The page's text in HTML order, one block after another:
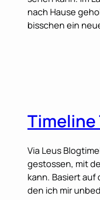
nach Hause
bisschen ein
Via Leus
gestossen, mit
kann. Basiert auf
den ich mir